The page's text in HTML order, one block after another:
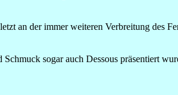
an der immer weiteren Verbreitung des
sogar auch Dessous präsentiert